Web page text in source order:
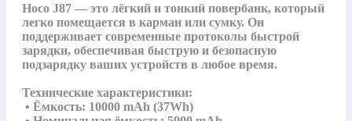
Hoco J87 — это лёгкий и тонкий повербанк, который
легко помещается в карман или сумку. Он
поддерживает современные протоколы быстрой
зарядки, обеспечивая быструю и безопасную
подзарядку ваших устройств в любое время.
Технические характеристики: